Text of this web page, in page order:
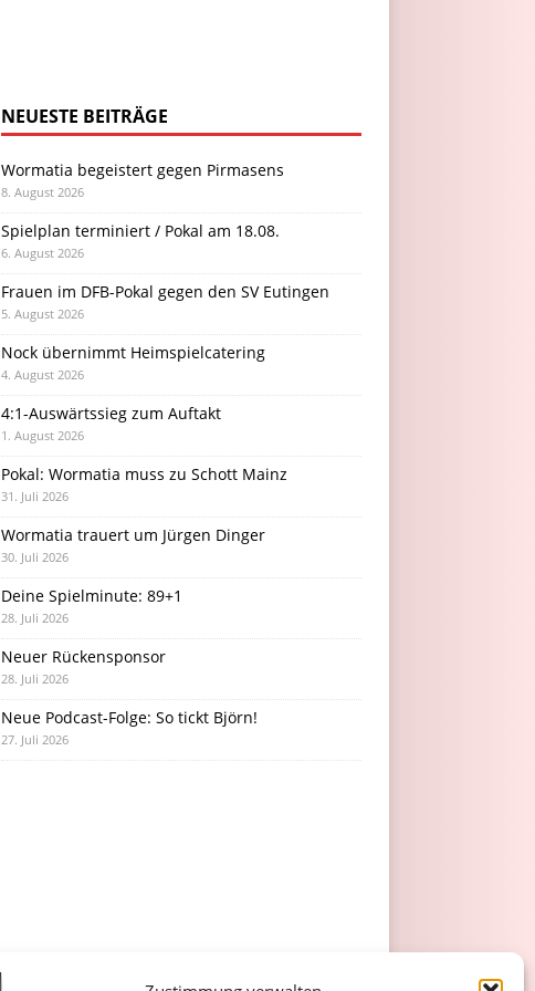
NEUESTE BEITRÄGE
Wormatia begeistert gegen Pirmasens
8. August 2026
Spielplan terminiert / Pokal am 18.08.
6. August 2026
Frauen im DFB-Pokal gegen den SV Eutingen
5. August 2026
Nock übernimmt Heimspielcatering
4. August 2026
4:1-Auswärtssieg zum Auftakt
1. August 2026
Pokal: Wormatia muss zu Schott Mainz
31. Juli 2026
Wormatia trauert um Jürgen Dinger
30. Juli 2026
Deine Spielminute: 89+1
28. Juli 2026
Neuer Rückensponsor
28. Juli 2026
Neue Podcast-Folge: So tickt Björn!
27. Juli 2026